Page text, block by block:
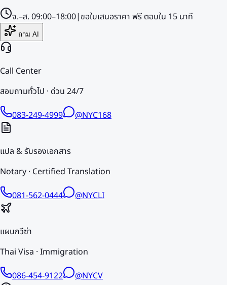
จ.–ส. 09:00–18:00| ขอใบเสนอราคา ฟรี ตอบใน 15 นาที
ถาม AI
Call Center
สอบถามทั่วไป · ด่วน 24/7
083-249-4999
@NYC168
แปล & รับรองเอกสาร
Notary · Certified Translation
081-562-0444
@NYCLI
แผนกวีซ่า
Thai Visa · Immigration
086-454-9122
@NYCV